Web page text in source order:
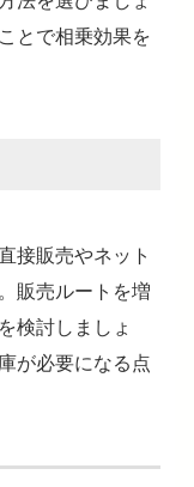
とで相乗効果を
接販売やネット
販売ルートを増
検討しましょ
が必要になる点